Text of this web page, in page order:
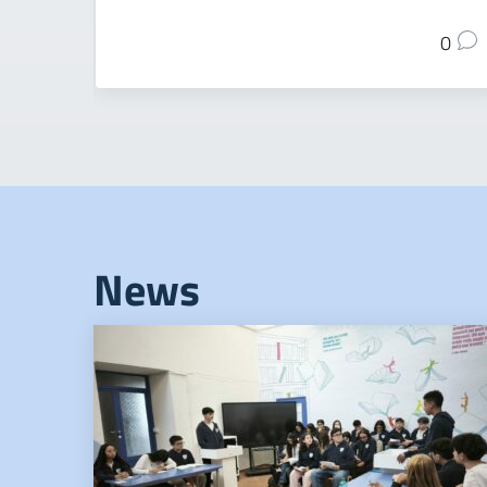
0
News